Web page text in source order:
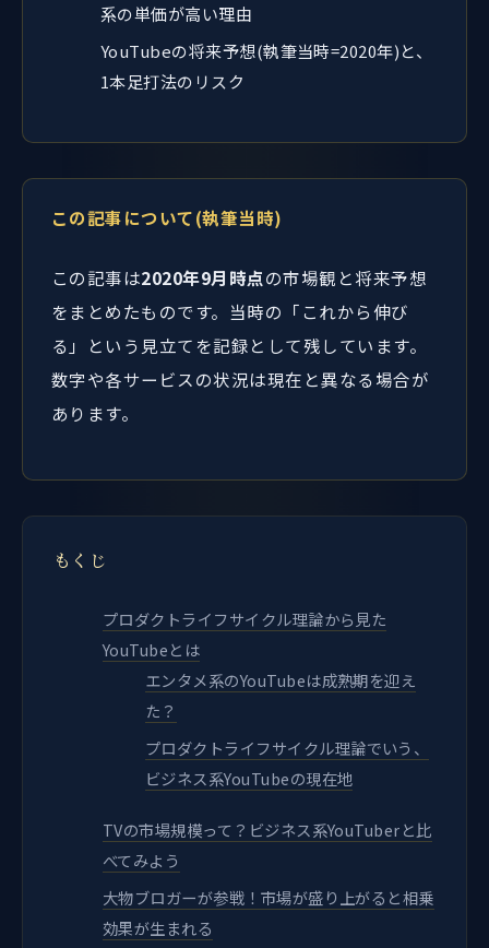
系の単価が高い理由
YouTubeの将来予想(執筆当時=2020年)と、
1本足打法のリスク
この記事について(執筆当時)
この記事は2020年9月時点の市場観と将来予想
をまとめたものです。当時の「これから伸び
る」という見立てを記録として残しています。
数字や各サービスの状況は現在と異なる場合が
あります。
もくじ
プロダクトライフサイクル理論から見た
YouTubeとは
エンタメ系のYouTubeは成熟期を迎え
た？
プロダクトライフサイクル理論でいう、
ビジネス系YouTubeの現在地
TVの市場規模って？ビジネス系YouTuberと比
べてみよう
大物ブロガーが参戦！市場が盛り上がると相乗
効果が生まれる